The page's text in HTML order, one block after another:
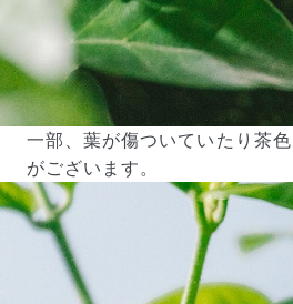
一部、葉が傷ついていたり茶
がございます。